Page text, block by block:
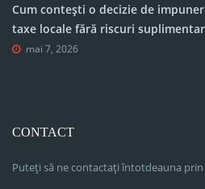
Cum contești o decizie de
taxe locale fără riscuri
mai 7, 2026
CONTACT
Puteți să ne contactați întotdeauna